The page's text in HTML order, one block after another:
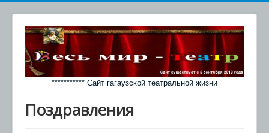
*********** Сайт гагаузской театральной жизни
Поздравления